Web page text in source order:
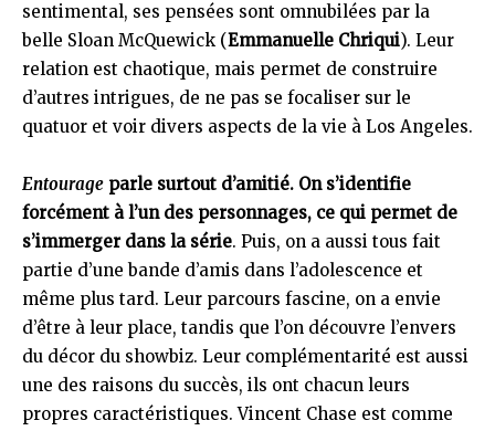
sentimental, ses pensées sont omnubilées par la
belle Sloan McQuewick (Emmanuelle Chriqui). Leur
relation est chaotique, mais permet de construire
d’autres intrigues, de ne pas se focaliser sur le
quatuor et voir divers aspects de la vie à Los Angeles.
Entourage parle surtout d’amitié. On s’identifie
forcément à l’un des personnages, ce qui permet de
s’immerger dans la série. Puis, on a aussi tous fait
partie d’une bande d’amis dans l’adolescence et
même plus tard. Leur parcours fascine, on a envie
d’être à leur place, tandis que l’on découvre l’envers
du décor du showbiz. Leur complémentarité est aussi
une des raisons du succès, ils ont chacun leurs
propres caractéristiques. Vincent Chase est comme